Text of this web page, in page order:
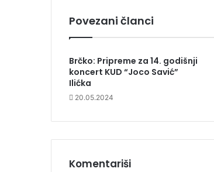
Povezani članci
Brčko: Pripreme za 14. godišnji
koncert KUD “Joco Savić”
Ilićka
20.05.2024
Komentariši